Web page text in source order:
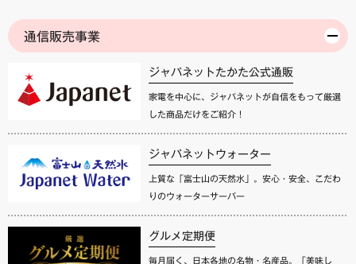
通信販売事業
ジャパネットたかた公式通販
家電を中心に、ジャパネットが自信をもって厳選
した商品だけをご紹介！
ジャパネットウォーター
上質な「富士山の天然水」。安心・安全、こだわ
りのウォーターサーバー
グルメ定期便
毎月届く、日本各地の名物・名産品。「美味し